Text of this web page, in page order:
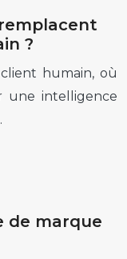
?
humain, où
une intelligence
de marque